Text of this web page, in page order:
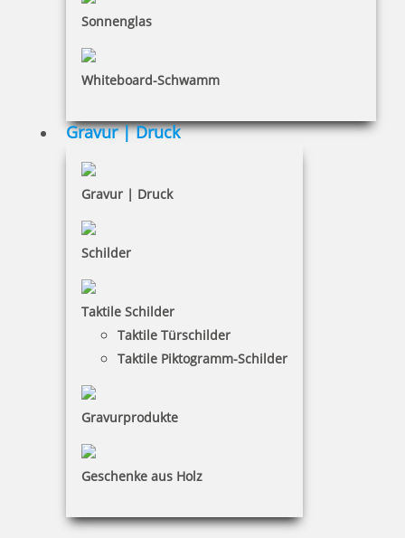
Sonnenglas
Whiteboard-Schwamm
Gravur | Druck
Gravur | Druck
Schilder
Taktile Schilder
Taktile Türschilder
Taktile Piktogramm-Schilder
Gravurprodukte
Geschenke aus Holz
INFORMATIONEN
Impressum
Widerruf
Barrierefreiheit
Vertrag widerrufen
Mein Konto
KONTAKT
DILDEY Büromaschinen - Bürobedarf
Frank Dildey
09355 / 1506